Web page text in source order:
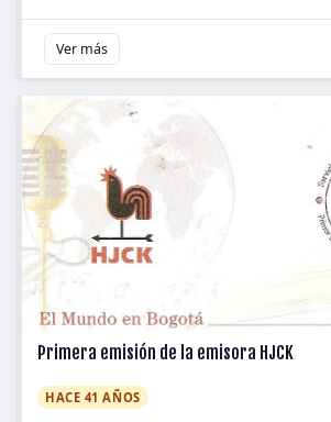
Ver más
Primera emisión de la emisora HJCK
HACE 41 AÑOS